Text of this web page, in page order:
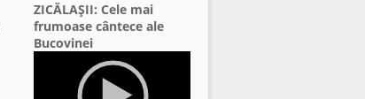
ZICĂLAŞII: Cele mai
frumoase cântece ale
Bucovinei